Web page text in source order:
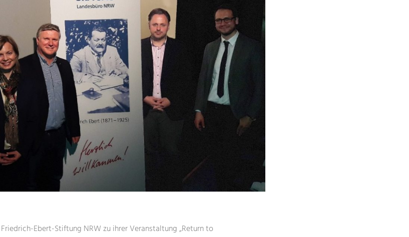
Ebert-Stiftung NRW zu ihrer Veranstaltung „Return to